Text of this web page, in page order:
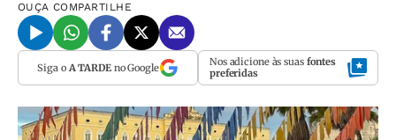
OUÇA COMPARTILHE
Siga o A TARDEno Google Nos adicione às suas fontes
preferidas